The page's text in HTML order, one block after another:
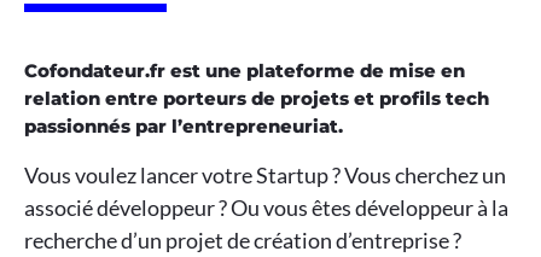
Cofondateur.fr est une plateforme de mise en
relation entre porteurs de projets et profils tech
passionnés par l’entrepreneuriat.
Vous voulez lancer votre Startup ? Vous cherchez un
associé développeur ? Ou vous êtes développeur à la
recherche d’un projet de création d’entreprise ?